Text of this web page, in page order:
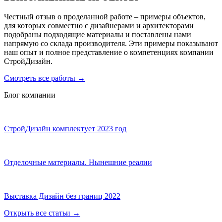
Честный отзыв о проделанной работе – примеры объектов,
для которых совместно с дизайнерами и архитекторами
подобраны подходящие материалы и поставлены нами
напрямую со склада производителя. Эти примеры показывают
наш опыт и полное представление о компетенциях компании
СтройДизайн.
Смотреть все работы →
Блог компании
СтройДизайн комплектует 2023 год
Отделочные материалы. Нынешние реалии
Выставка Дизайн без границ 2022
Открыть все статьи →